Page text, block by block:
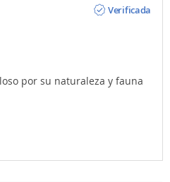
Verificada
por su naturaleza y fauna